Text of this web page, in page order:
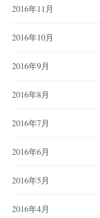
2016年11月
2016年10月
2016年9月
2016年8月
2016年7月
2016年6月
2016年5月
2016年4月